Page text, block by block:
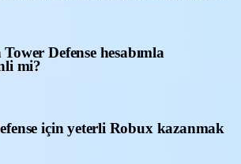
Defense hesabımla
mi?
için yeterli Robux kazanmak